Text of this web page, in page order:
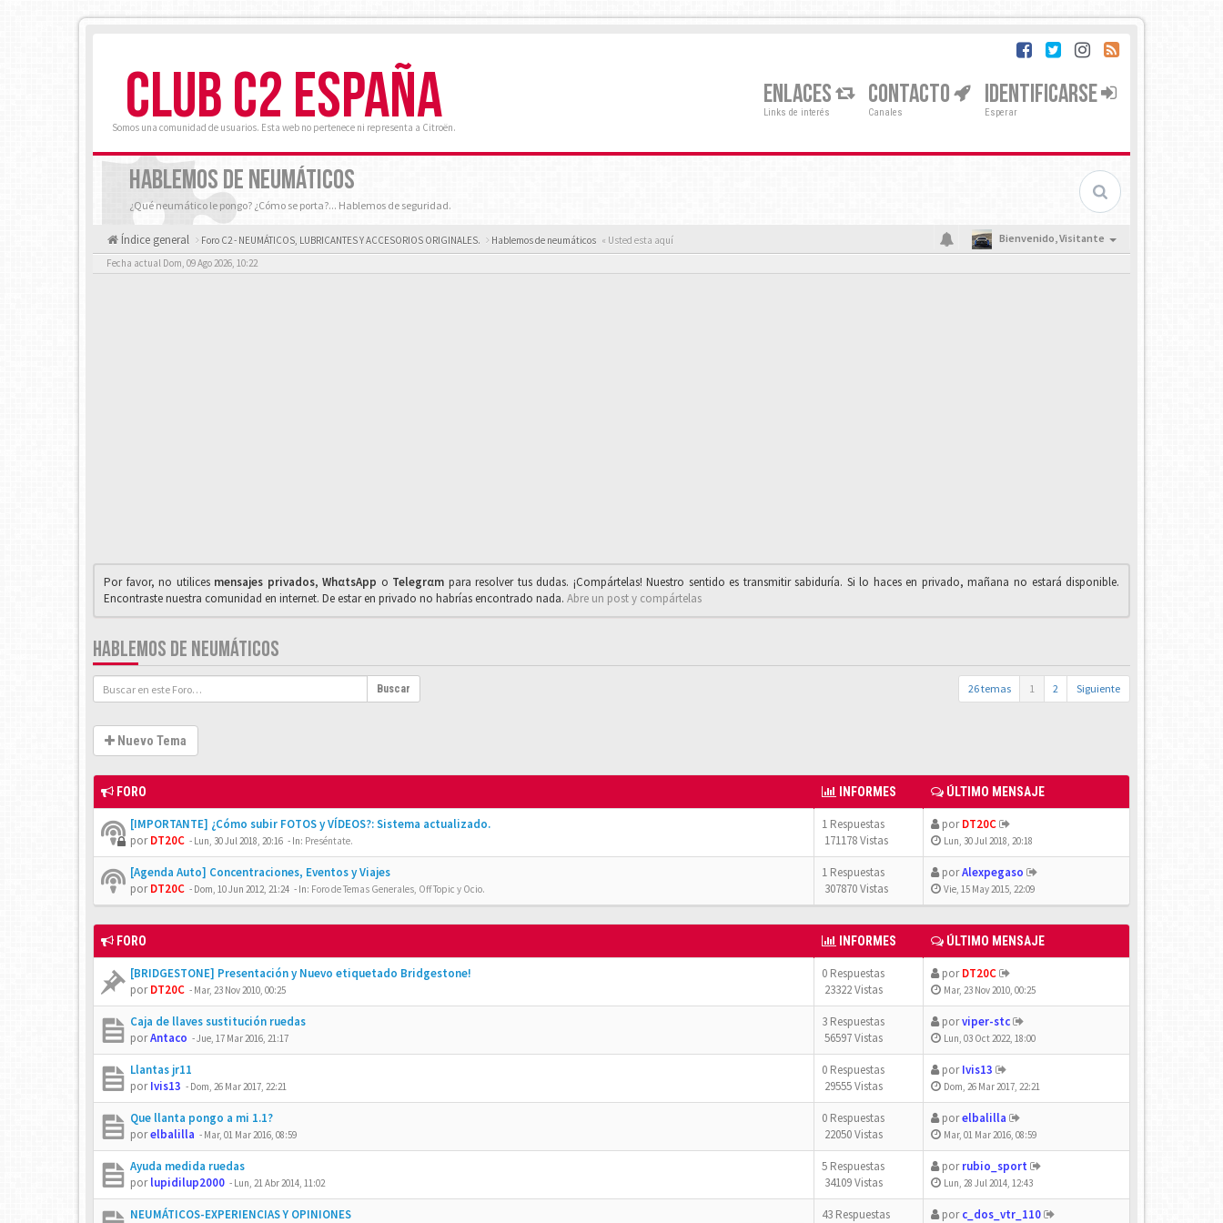
CLUB C2 ESPAÑA
Somos una comunidad de usuarios. Esta web no pertenece ni representa a Citroën.
ENLACES
Links de interés
CONTACTO
Canales
IDENTIFICARSE
Esperar
HABLEMOS DE NEUMÁTICOS
¿Qué neumático le pongo? ¿Cómo se porta?... Hablemos de seguridad.
Índice general Foro C2 - NEUMÁTICOS, LUBRICANTES Y ACCESORIOS ORIGINALES. Hablemos de neumáticos « Usted esta aquí Bienvenido,Visitante
Fecha actual Dom, 09 Ago 2026, 10:22
Por favor, no utilices mensajes privados,WhαtsApp o Telegrαm para resolver tus dudas. ¡Compártelas! Nuestro sentido es transmitir sabiduría. Si lo haces en privado, mañana no estará disponible.
Encontraste nuestra comunidad en internet. De estar en privado no habrías encontrado nada. Abre un post y compártelas
HABLEMOS DE NEUMÁTICOS
Buscar 26 temas 1 2 Siguiente
Nuevo Tema
FORO INFORMES ÚLTIMO MENSAJE
[IMPORTANTE] ¿Cómo subir FOTOS y VÍDEOS?: Sistema actualizado.
porDT20C - Lun, 30 Jul 2018, 20:16 - In: Preséntate.
1 Respuestas
171178 Vistas
porDT20C
Lun, 30 Jul 2018, 20:18
[Agenda Auto] Concentraciones, Eventos y Viajes
porDT20C - Dom, 10 Jun 2012, 21:24 - In: Foro de Temas Generales, Off Topic y Ocio.
1 Respuestas
307870 Vistas
porAlexpegaso
Vie, 15 May 2015, 22:09
FORO INFORMES ÚLTIMO MENSAJE
[BRIDGESTONE] Presentación y Nuevo etiquetado Bridgestone!
porDT20C - Mar, 23 Nov 2010, 00:25
0 Respuestas
23322 Vistas
porDT20C
Mar, 23 Nov 2010, 00:25
Caja de llaves sustitución ruedas
porAntaco -Jue, 17 Mar 2016, 21:17
3 Respuestas
56597 Vistas
porviper-stc
Lun, 03 Oct 2022, 18:00
Llantas jr11
porIvis13 - Dom, 26 Mar 2017, 22:21
0 Respuestas
29555 Vistas
porIvis13
Dom, 26 Mar 2017, 22:21
Que llanta pongo a mi 1.1?
porelbalilla - Mar, 01 Mar 2016, 08:59
0 Respuestas
22050 Vistas
porelbalilla
Mar, 01 Mar 2016, 08:59
Ayuda medida ruedas
porlupidilup2000 - Lun, 21 Abr 2014, 11:02
5 Respuestas
34109 Vistas
porrubio_sport
Lun, 28 Jul 2014, 12:43
NEUMÁTICOS-EXPERIENCIAS Y OPINIONES
43 Respuestas
porc_dos_vtr_110